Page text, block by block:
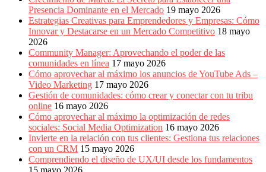
Presencia Dominante en el Mercado 19 mayo 2026
Estrategias Creativas para Emprendedores y Empresas: Cómo
Innovar y Destacarse en un Mercado Competitivo 18 mayo
2026
Community Manager: Aprovechando el poder de las
comunidades en línea 17 mayo 2026
Cómo aprovechar al máximo los anuncios de YouTube Ads –
Video Marketing 17 mayo 2026
Gestión de comunidades: cómo crear y conectar con tu tribu
online 16 mayo 2026
Cómo aprovechar al máximo la optimización de redes
sociales: Social Media Optimization 16 mayo 2026
Invierte en la relación con tus clientes: Gestiona tus relaciones
con un CRM 15 mayo 2026
Comprendiendo el diseño de UX/UI desde los fundamentos
15 mayo 2026